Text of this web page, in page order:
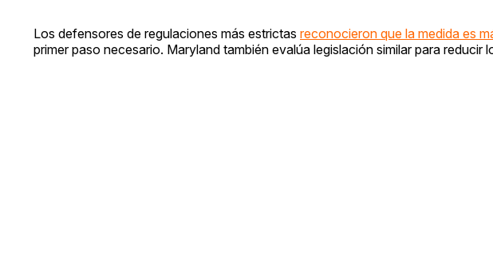
Los defensores de regulaciones más estrictas reconocieron que la medida es
primer paso necesario. Maryland también evalúa legislación similar para reducir